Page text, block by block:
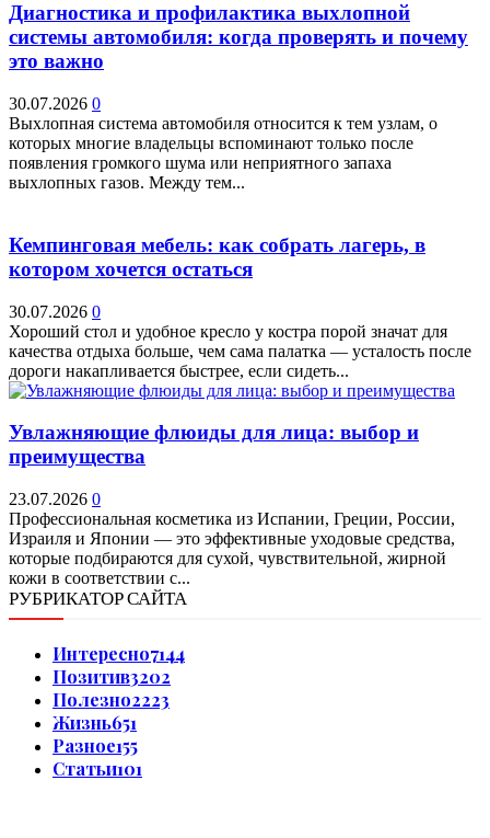
Диагностика и профилактика выхлопной
системы автомобиля: когда проверять и почему
это важно
30.07.2026 0
Выхлопная система автомобиля относится к тем узлам, о
которых многие владельцы вспоминают только после
появления громкого шума или неприятного запаха
выхлопных газов. Между тем...
Кемпинговая мебель: как собрать лагерь, в
котором хочется остаться
30.07.2026 0
Хороший стол и удобное кресло у костра порой значат для
качества отдыха больше, чем сама палатка — усталость после
дороги накапливается быстрее, если сидеть...
Увлажняющие флюиды для лица: выбор и
преимущества
23.07.2026 0
Профессиональная косметика из Испании, Греции, России,
Израиля и Японии — это эффективные уходовые средства,
которые подбираются для сухой, чувствительной, жирной
кожи в соответствии с...
РУБРИКАТОР САЙТА
Интересно7144
Позитив3202
Полезно2223
Жизнь651
Разное155
Статьи101